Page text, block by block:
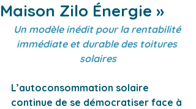
Maison Zilo Énergie »
Un modèle inédit pour la rentabilité
immédiate et durable des toitures
solaires
L’autoconsommation solaire
continue de se démocratiser face à